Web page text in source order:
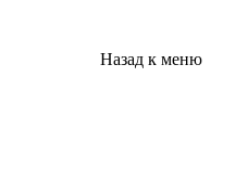
Назад к меню